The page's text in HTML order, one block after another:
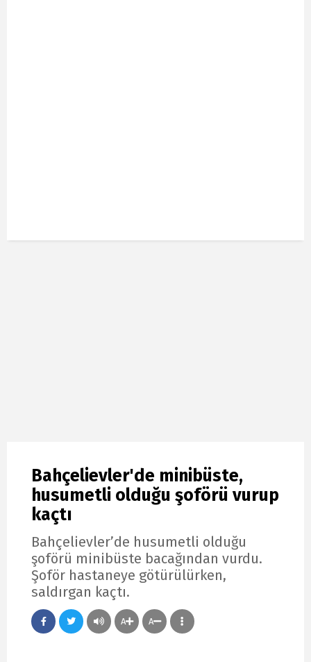
Bahçelievler'de minibüste,
husumetli olduğu şoförü vurup
kaçtı
Bahçelievler’de husumetli olduğu
şoförü minibüste bacağından vurdu.
Şoför hastaneye götürülürken,
saldırgan kaçtı.
A A